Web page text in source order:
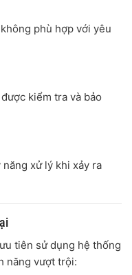
phù hợp với yêu
kiểm tra và bảo
xử lý khi xảy ra
tiên sử dụng hệ thống
năng vượt trội: